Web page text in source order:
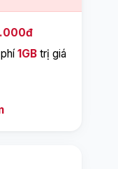
1GBtrị giá